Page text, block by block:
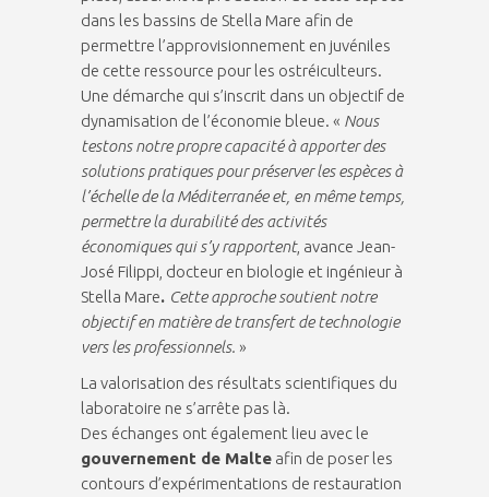
dans les bassins de Stella Mare afin de
permettre l’approvisionnement en juvéniles
de cette ressource pour les ostréiculteurs.
Une démarche qui s’inscrit dans un objectif de
dynamisation de l’économie bleue. « Nous
testons notre propre capacité à apporter des
solutions pratiques pour préserver les espèces à
l’échelle de la Méditerranée et, en même temps,
permettre la durabilité des activités
économiques qui s’y rapportent, avance Jean-
José Filippi, docteur en biologie et ingénieur à
Stella Mare. Cette approche soutient notre
objectif en matière de transfert de technologie
vers les professionnels. »
La valorisation des résultats scientifiques du
laboratoire ne s’arrête pas là.
Des échanges ont également lieu avec le
gouvernement de Malte afin de poser les
contours d’expérimentations de restauration